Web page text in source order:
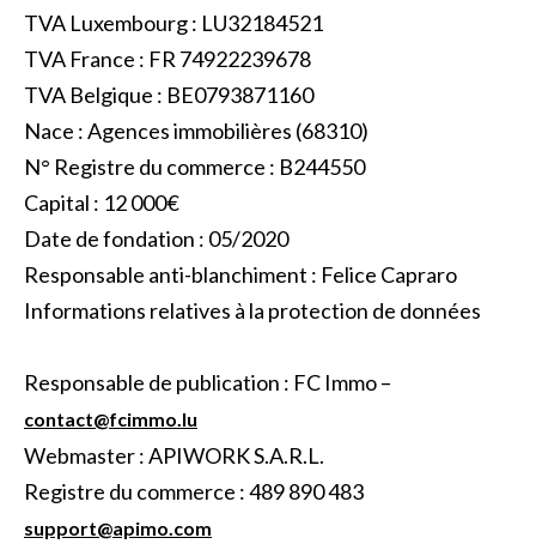
TVA Luxembourg : LU32184521
TVA France : FR 74922239678
TVA Belgique : BE0793871160
Nace : Agences immobilières (68310)
N° Registre du commerce : B244550
Capital : 12 000€
Date de fondation : 05/2020
Responsable anti-blanchiment : Felice Capraro
Informations relatives à la protection de données
Responsable de publication : FC Immo –
contact@fcimmo.lu
Webmaster : APIWORK S.A.R.L.
Registre du commerce : 489 890 483
support@apimo.com